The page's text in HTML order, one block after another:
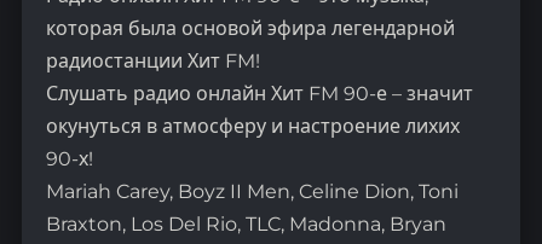
которая была основой эфира легендарной
радиостанции Хит FM!
Слушать радио онлайн Хит FM 90-е – значит
окунуться в атмосферу и настроение лихих
90-х!
Mariah Carey, Boyz II Men, Celine Dion, Toni
Braxton, Los Del Rio, TLC, Madonna, Bryan